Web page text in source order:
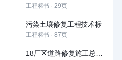
工程标书 · 29页
污染土壤修复工程技术标
工程标书 · 87页